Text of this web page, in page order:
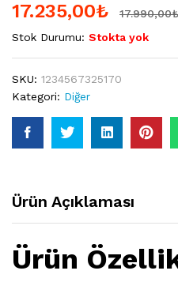
17.235,00₺ 17.990,00₺
Stok Durumu: Stokta yok
SKU: 1234567325170
Kategori: Diğer
Ürün Açıklaması
Ürün